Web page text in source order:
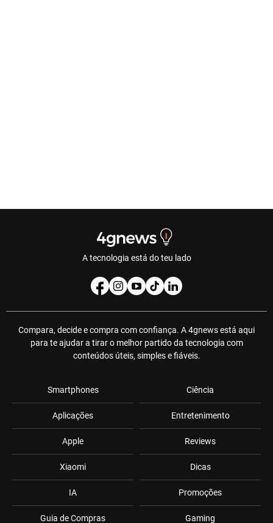
A tecnologia está do teu lado
Compara, decide e compra com confiança. A 4gnews está aqui
para te ajudar a tirar o melhor partido da tecnologia com
conteúdos úteis, simples e fiáveis.
Smartphones
Aplicações
Apple
Xiaomi
IA
Guia de Compras
Ciência
Entretenimento
Reviews
Dicas
Promoções
Gaming